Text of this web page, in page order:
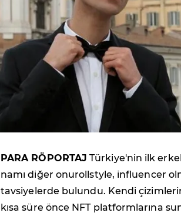
PARA RÖPORTAJ Türkiye'nin ilk
namı diğer onurollstyle, influencer
tavsiyelerde bulundu. Kendi
kısa süre önce NFT platformlarına